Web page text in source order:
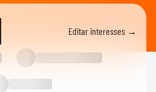
Editar interesses →